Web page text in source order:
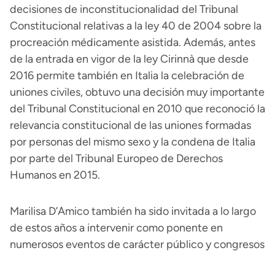
decisiones de inconstitucionalidad del Tribunal
Constitucional relativas a la ley 40 de 2004 sobre la
procreación médicamente asistida. Además, antes
de la entrada en vigor de la ley Cirinnà que desde
2016 permite también en Italia la celebración de
uniones civiles, obtuvo una decisión muy importante
del Tribunal Constitucional en 2010 que reconoció la
relevancia constitucional de las uniones formadas
por personas del mismo sexo y la condena de Italia
por parte del Tribunal Europeo de Derechos
Humanos en 2015.
Marilisa D’Amico también ha sido invitada a lo largo
de estos años a intervenir como ponente en
numerosos eventos de carácter público y congresos